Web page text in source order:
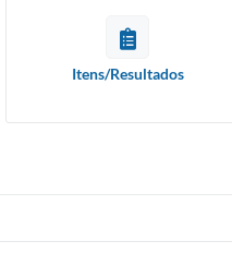
Itens/Resultados